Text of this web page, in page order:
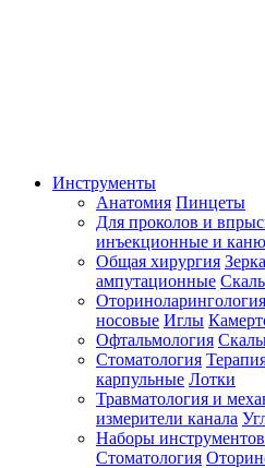
Инструменты
Анатомия Пинцеты
Для проколов и
инъекционные и
Общая хирургия
ампутационные
Оториноларингология
носовые Иглы
Офтальмология
Стоматология
карпульные Лотки
Травматология и
измерители канала
Наборы инструментов
Стоматология